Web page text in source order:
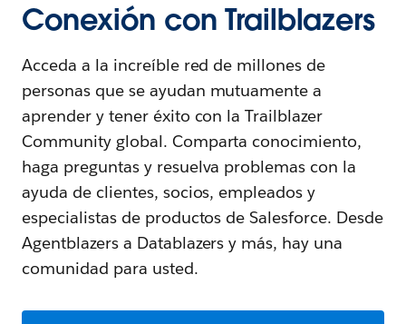
Conexión con Trailblazers
Acceda a la increíble red de millones de
personas que se ayudan mutuamente a
aprender y tener éxito con la Trailblazer
Community global. Comparta conocimiento,
haga preguntas y resuelva problemas con la
ayuda de clientes, socios, empleados y
especialistas de productos de Salesforce. Desde
Agentblazers a Datablazers y más, hay una
comunidad para usted.